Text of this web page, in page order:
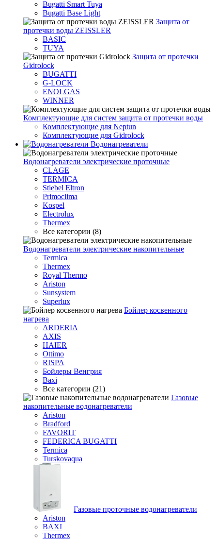
Bugatti Smart Tuya
Bugatti Base Light
Защита от
протечки воды ZEISSLER
BASIC
TUYA
Защита от протечки
Gidrolock
BUGATTI
G-LOCK
ENOLGAS
WINNER
Комплектующие для систем защита от протечки воды
Комплектующие для Neptun
Комплектующие для Gidrolock
Водонагреватели
Водонагреватeли электрические проточные
CLAGE
TERMICA
Stiebel Eltron
Primoclima
Kospel
Electrolux
Thermex
Все категории (8)
Водонагреватели электрические накопительные
Termica
Thermex
Royal Thermo
Ariston
Sunsystem
Superlux
Бойлер косвенного
нагрева
ARDERIA
AXIS
HAIER
Ottimo
RISPA
Бойлеры Венгрия
Baxi
Все категории (21)
Газовые
накопительные водонагреватели
Ariston
Bradford
FAVORIT
FEDERICA BUGATTI
Termica
Turskovaqua
Газовые проточные водонагреватели
Ariston
BAXI
Thermex